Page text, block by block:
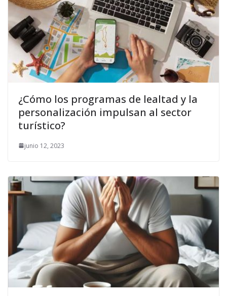
¿Cómo los programas de lealtad y la
personalización impulsan al sector
turístico?
junio 12, 2023